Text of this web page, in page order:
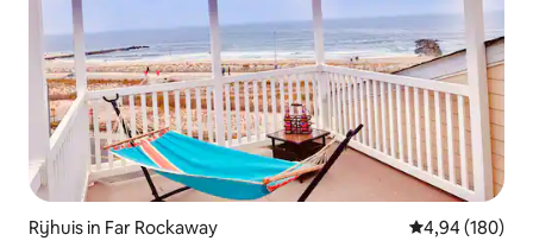
Rijhuis in Far Rockaway Gemiddelde
4,94 (180)